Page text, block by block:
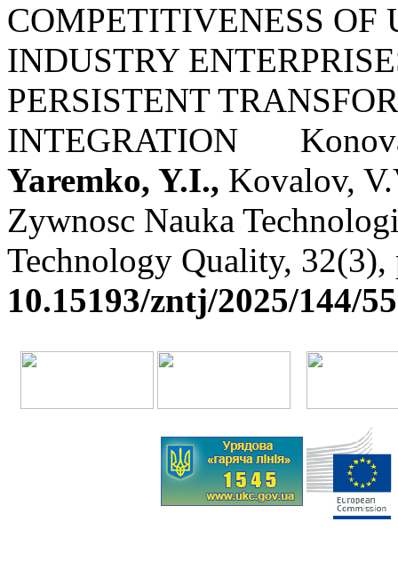
COMPETITIVENESS
INDUSTRY
PERSISTENT
INTEGRATION
Yaremko, Y.I.,
Zywnosc Nauka
Technology Quality,
10.15193/zntj/